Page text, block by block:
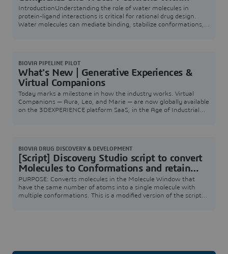
Discovery Studio Simulation
IntroductionUnderstanding the role of water molecules in
protein-ligand interactions is critical for rational drug design.
Water molecules can mediate binding, stabilize conformations,
What's New | Generative Experiences &
Virtual Companions
Today marks a milestone in how the industry works. Virtual
Companions — Aura, Leo, and Marie — are now globally available
on the 3DEXPERIENCE platform SaaS, in the Age of Industrial
BIOVIA PIPELINE PILOT
[Script] Discovery Studio script to convert
Molecules to Conformations and retain
properties
PURPOSE: Converts molecules in the Molecule Window that
have the same number of atoms into a single molecule with
multiple conformations. This is a modified version of the script
BIOVIA DRUG DISCOVERY & DEVELOPMENT